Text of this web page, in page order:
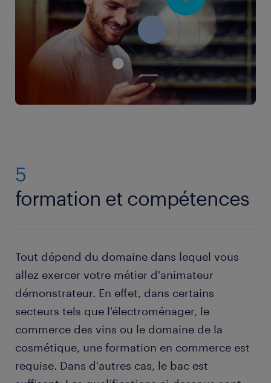
5
formation et compétences
Tout dépend du domaine dans lequel vous
allez exercer votre métier d'animateur
démonstrateur. En effet, dans certains
secteurs tels que l'électroménager, le
commerce des vins ou le domaine de la
cosmétique, une formation en commerce est
requise. Dans d'autres cas, le bac est